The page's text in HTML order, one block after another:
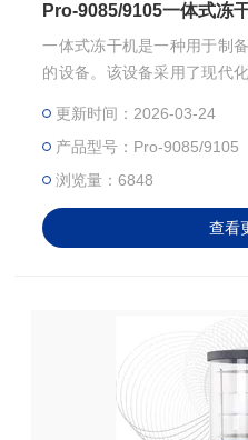
Pro-9085/9105一体式冻
一体式冻干机是一种用于制
的设备。该设备采用了现代
成分和口感。
更新时间：2026-03-24
产品型号：Pro-9085/9105
浏览量：6848
查看